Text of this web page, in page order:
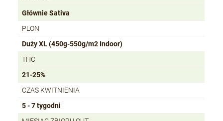
Głównie Sativa
PLON
Duży XL (450g-550g/m2 Indoor)
THC
21-25%
CZAS KWITNIENIA
5 - 7 tygodni